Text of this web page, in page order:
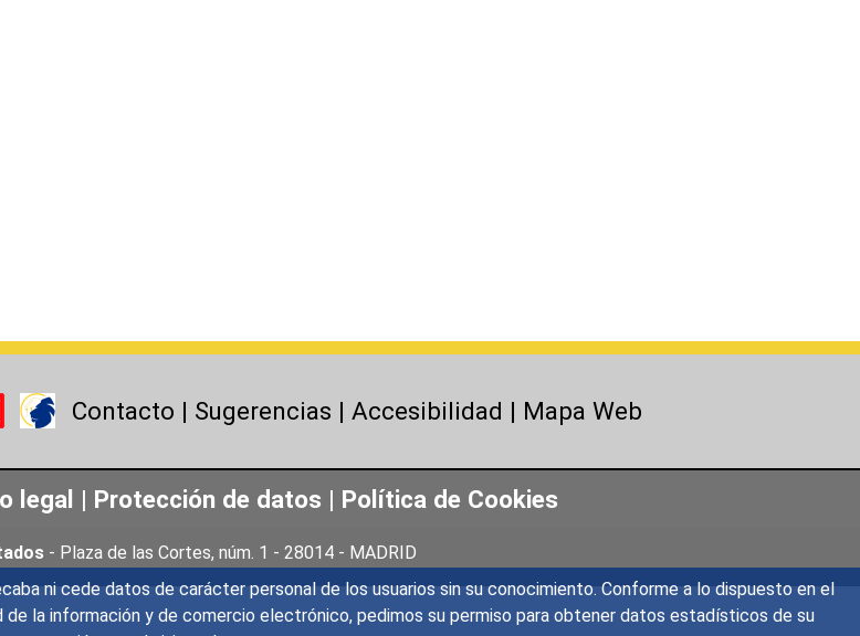
ni cede datos de carácter personal de los usuarios sin su conocimiento. Conforme a lo dispuesto en el
de la información y de comercio electrónico, pedimos su permiso para obtener datos estadísticos de su
Contacto | Sugerencias | Accesibilidad | Mapa Web
legal | Protección de datos | Política de Cookies
- Plaza de las Cortes, núm. 1 - 28014 - MADRID